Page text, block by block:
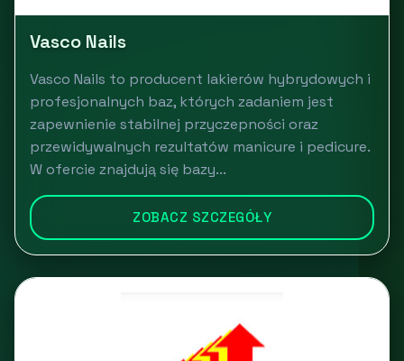
Vasco Nails
Vasco Nails to producent lakierów hybrydowych i
profesjonalnych baz, których zadaniem jest
zapewnienie stabilnej przyczepności oraz
przewidywalnych rezultatów manicure i pedicure.
W ofercie znajdują się bazy...
ZOBACZ SZCZEGÓŁY